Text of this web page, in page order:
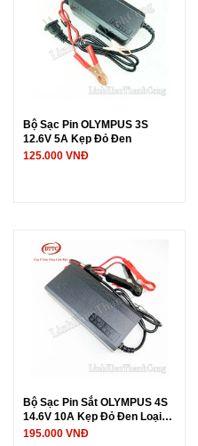
Bộ Sạc Pin OLYMPUS 3S
12.6V 5A Kẹp Đỏ Đen
125.000 VNĐ
Bộ Sạc Pin Sắt OLYMPUS 4S
14.6V 10A Kẹp Đỏ Đen Loại
Cứng
195.000 VNĐ